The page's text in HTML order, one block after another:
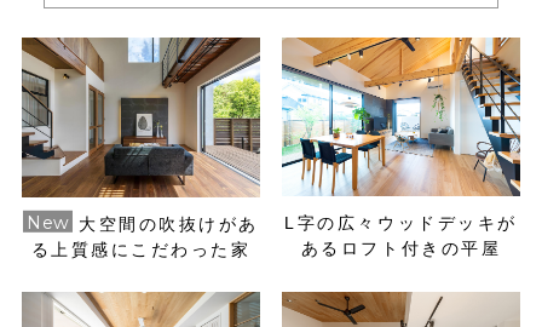
大空間の吹抜けがあ
る上質感にこだわった家
L字の広々ウッドデッキが
あるロフト付きの平屋